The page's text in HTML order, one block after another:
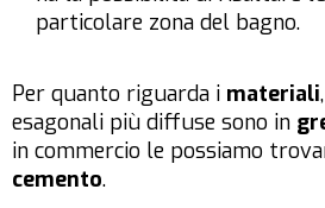
particolare zona del bagno.
Per quanto riguarda i materiali
esagonali più diffuse sono in
in commercio le possiamo
cemento.